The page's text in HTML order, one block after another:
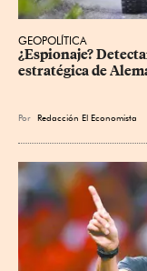
GEOPOLÍTICA
¿Espionaje?
estratégica de
Por Redacción El Economista